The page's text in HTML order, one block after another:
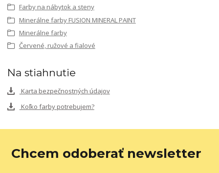
Farby na nábytok a steny
Minerálne farby FUSION MINERAL PAINT
Minerálne farby
Červené, ružové a fialové
Na stiahnutie
Karta bezpečnostných údajov
Koľko farby potrebujem?
Chcem odoberať newsletter